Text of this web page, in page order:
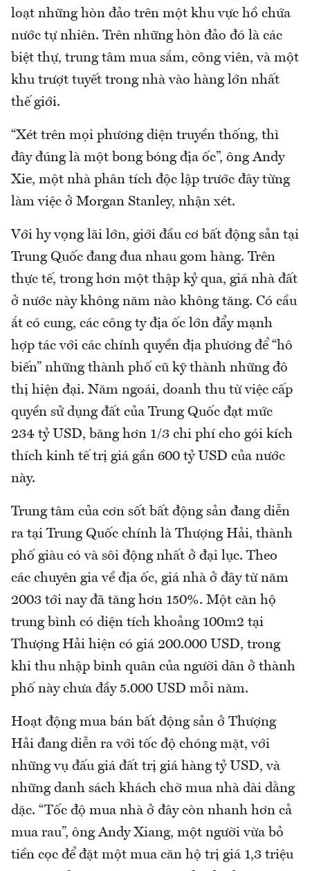
loạt những hòn đảo trên một khu vực hồ chứa
nước tự nhiên. Trên những hòn đảo đó là các
biệt thự, trung tâm mua sắm, công viên, và một
khu trượt tuyết trong nhà vào hàng lớn nhất
thế giới.
“Xét trên mọi phương diện truyền thống, thì
đây đúng là một bong bóng địa ốc”, ông Andy
Xie, một nhà phân tích độc lập trước đây từng
làm việc ở Morgan Stanley, nhận xét.
Với hy vọng lãi lớn, giới đầu cơ bất động sản tại
Trung Quốc đang đua nhau gom hàng. Trên
thực tế, trong hơn một thập kỷ qua, giá nhà đất
ở nước này không năm nào không tăng. Có cầu
ắt có cung, các công ty địa ốc lớn đẩy mạnh
hợp tác với các chính quyền địa phương để “hô
biến” những thành phố cũ kỹ thành những đô
thị hiện đại. Năm ngoái, doanh thu từ việc cấp
quyền sử dụng đất của Trung Quốc đạt mức
234 tỷ USD, băng hơn 1/3 chi phí cho gói kích
thích kinh tế trị giá gần 600 tỷ USD của nước
này.
Trung tâm của cơn sốt bất động sản đang diễn
ra tại Trung Quốc chính là Thượng Hải, thành
phố giàu có và sôi động nhất ở đại lục. Theo
các chuyên gia về địa ốc, giá nhà ở đây từ năm
2003 tới nay đã tăng hơn 150%. Một căn hộ
trung bình có diện tích khoảng 100m2 tại
Thượng Hải hiện có giá 200.000 USD, trong
khi thu nhập bình quân của người dân ở thành
phố này chưa đầy 5.000 USD mỗi năm.
Hoạt động mua bán bất động sản ở Thượng
Hải đang diễn ra với tốc độ chóng mặt, với
những vụ đấu giá đất trị giá hàng tỷ USD, và
những danh sách khách chờ mua nhà dài dằng
dặc. “Tốc độ mua nhà ở đây còn nhanh hơn cả
mua rau”, ông Andy Xiang, một người vừa bỏ
tiền cọc để đặt một mua căn hộ trị giá 1,3 triệu